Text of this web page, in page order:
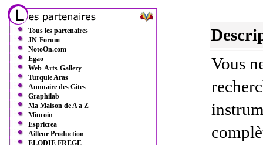
Tous les partenaires
JN-Forum
NotoOn.com
Egao
Web-Arts-Gallery
Turquie Aras
Annuaire des Gites
Graphilab
Ma Maison de A a Z
Mincoin
Espricrea
Ailleur Production
ELODIE FREGE
Vous